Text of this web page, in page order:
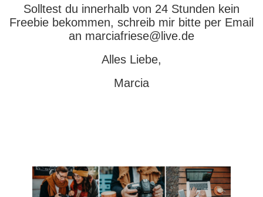
Solltest du innerhalb von 24 Stunden kein
Freebie bekommen, schreib mir bitte per Email
an marciafriese@live.de
Alles Liebe,
Marcia